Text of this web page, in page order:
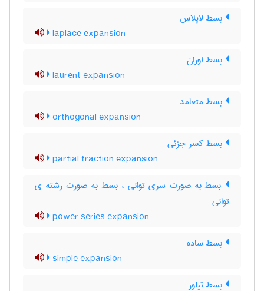
بسط لاپلاس
laplace expansion
بسط لوران
laurent expansion
بسط متعامد
orthogonal expansion
بسط کسر جزئی
partial fraction expansion
بسط به صورت سری توانی ، بسط به صورت رشته ی
توانی
power series expansion
بسط ساده
simple expansion
بسط تیلور